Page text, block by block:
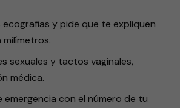
ecografías y pide que te expliquen
sexuales y tactos vaginales,
médica.
emergencia con el número de tu